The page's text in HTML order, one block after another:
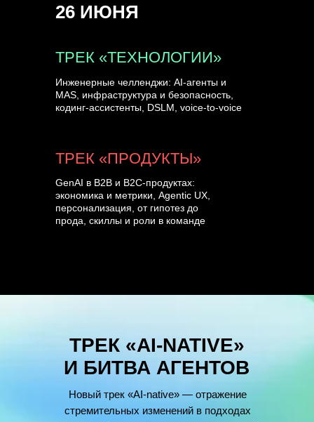
26 ИЮНЯ
ТРЕК «ПРОДУКТЫ»
GenAI в B2B и B2C-продуктах:
экономика и метрики, Agentic UX,
персонализация, от гипотез до
прода, скиллы и роли в команде
Инженерные челленджи: AI-агенты и
MAS, инфраструктура и безопасность,
кодинг-ассистенты, DSLM, voice-to-voice
ТРЕК «ТЕХНОЛОГИИ»